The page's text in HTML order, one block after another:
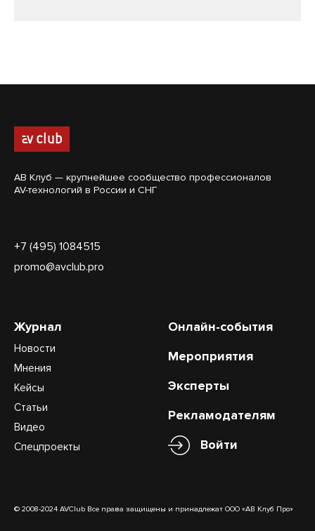
АВ Клуб — крупнейшее сообщество профессионалов
AV-технологий в России и СНГ
+7 (495) 1084515
promo@avclub.pro
Журнал
Новости
Мнения
Кейсы
Статьи
Видео
Спецпроекты
Онлайн-события
Мероприятия
Эксперты
Рекламодателям
Войти
© 2008-2024 AVClub Все права защищены и принадлежат ООО «АВ Клуб Про»